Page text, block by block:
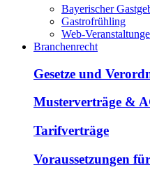
Bayerischer
Gastrofrühling
Web-
Branchenrecht
Gesetze und
Musterverträge &
Tarifverträge
Voraussetzungen